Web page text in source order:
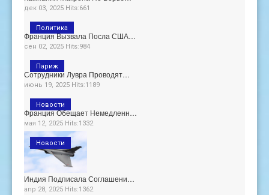
дек 03, 2025 Hits:661
Франция Вызвала Посла США…
сен 02, 2025 Hits:984
Политика
Сотрудники Лувра Проводят…
июнь 19, 2025 Hits:1189
Париж
Франция Обещает Немедленн…
мая 12, 2025 Hits:1332
Новости
Индия Подписала Соглашени…
апр 28, 2025 Hits:1362
Новости